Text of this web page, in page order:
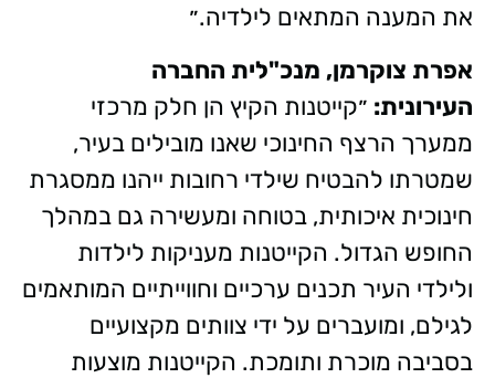
את המענה המתאים לילדיה.״
אפרת צוקרמן, מנכ"לית החברה
העירונית: ״קייטנות הקיץ הן חלק מרכזי
ממערך הרצף החינוכי שאנו מובילים בעיר,
שמטרתו להבטיח שילדי רחובות ייהנו ממסגרת
חינוכית איכותית, בטוחה ומעשירה גם במהלך
החופש הגדול. הקייטנות מעניקות לילדות
ולילדי העיר תכנים ערכיים וחווייתיים המותאמים
לגילם, ומועברים על ידי צוותים מקצועיים
בסביבה מוכרת ותומכת. הקייטנות מוצעות